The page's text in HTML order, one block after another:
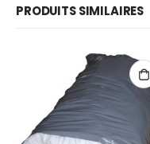
PRODUITS SIMILAIRES